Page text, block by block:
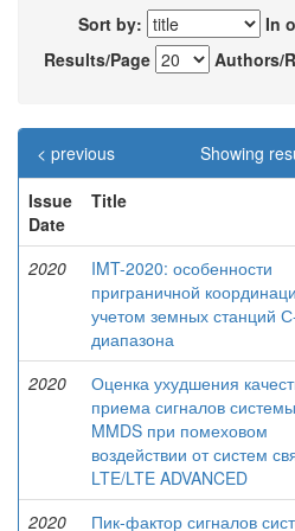
Sort by:
In
Results/Page
Authors/
Showing
< previous
Issue
Date
Title
2020
IMT-2020: особенности
приграничной
учетом земных станций
диапазона
2020
Оценка ухудшения
приема сигналов системы
MMDS при помеховом
воздействии от систем
LTE/LTE ADVANCED
2020 Пик-фактор сигналов